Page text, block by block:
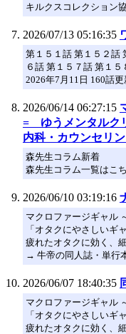
キルクスコレクション
2026/07/13 05:16:35
第１５１話 第１５２話
６話 第１５７話 第１
2026年7月11日 160話更
2026/06/14 06:27:15
= ゆうメンタルク
内科・カウンセリ
森先生コラム新着
森先生コラム一覧はこ
2026/06/10 03:19:16
マクロファージギャル
「オタクにやさしいギ
疲れたオタクに効く、
→ 牛帝の同人誌・単行
2026/06/07 18:40:35
マクロファージギャル
「オタクにやさしいギ
疲れたオタクに効く、